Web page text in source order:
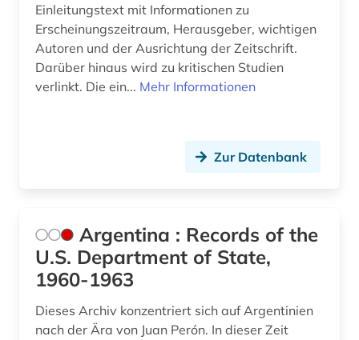
Einleitungstext mit Informationen zu
Erscheinungszeitraum, Herausgeber, wichtigen
Autoren und der Ausrichtung der Zeitschrift.
Darüber hinaus wird zu kritischen Studien
verlinkt. Die ein... Mehr Informationen
Zur Datenbank
Argentina : Records of the
U.S. Department of State,
1960-1963
Dieses Archiv konzentriert sich auf Argentinien
nach der Ära von Juan Perón. In dieser Zeit